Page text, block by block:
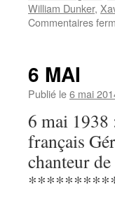
William Dunker,
Commentaires
6 MAI
Publié le6 mai
6 mai 1938
français
chanteur
**********